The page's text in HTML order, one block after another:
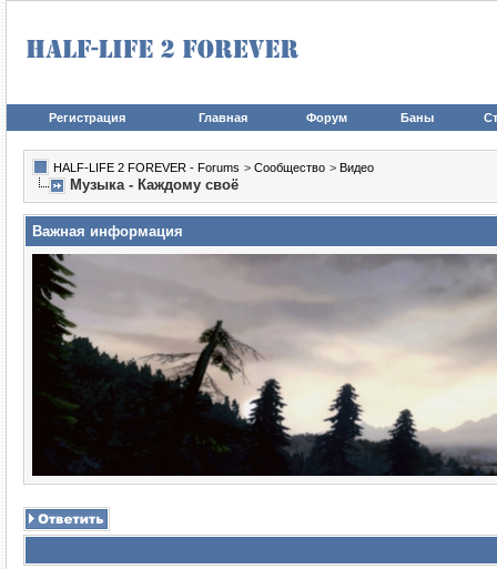
Регистрация Главная Форум Баны
HALF-LIFE 2 FOREVER - Forums > Сообщество > Видео
Музыка - Каждому своё
Важная информация